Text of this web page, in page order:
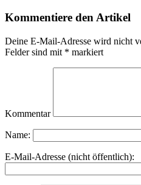
Kommentiere den Artikel
Deine E-Mail-Adresse wird nicht
Felder sind mit * markiert
Kommentar
Name:
E-Mail-Adresse (nicht öffentlich):